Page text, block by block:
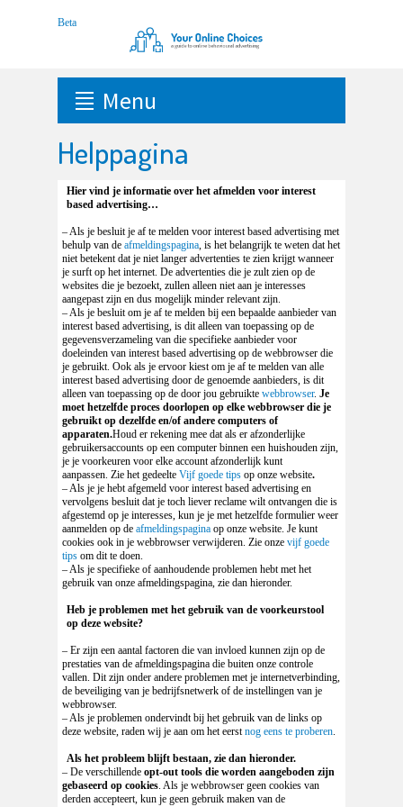
Menu
Helppagina
Hier vind je informatie over het afmelden voor interest
based advertising…
– Als je besluit je af te melden voor interest based advertising met
behulp van de afmeldingspagina, is het belangrijk te weten dat het
niet betekent dat je niet langer advertenties te zien krijgt wanneer
je surft op het internet. De advertenties die je zult zien op de
websites die je bezoekt, zullen alleen niet aan je interesses
aangepast zijn en dus mogelijk minder relevant zijn.
– Als je besluit om je af te melden bij een bepaalde aanbieder van
interest based advertising, is dit alleen van toepassing op de
gegevensverzameling van die specifieke aanbieder voor
doeleinden van interest based advertising op de webbrowser die
je gebruikt. Ook als je ervoor kiest om je af te melden van alle
interest based advertising door de genoemde aanbieders, is dit
alleen van toepassing op de door jou gebruikte webbrowser. Je
moet hetzelfde proces doorlopen op elke webbrowser die je
gebruikt op dezelfde en/of andere computers of
apparaten.Houd er rekening mee dat als er afzonderlijke
gebruikersaccounts op een computer binnen een huishouden zijn,
je je voorkeuren voor elke account afzonderlijk kunt
aanpassen. Zie het gedeelte Vijf goede tips op onze website.
– Als je je hebt afgemeld voor interest based advertising en
vervolgens besluit dat je toch liever reclame wilt ontvangen die is
afgestemd op je interesses, kun je je met hetzelfde formulier weer
aanmelden op de afmeldingspagina op onze website. Je kunt
cookies ook in je webbrowser verwijderen. Zie onze vijf goede
tips om dit te doen.
– Als je specifieke of aanhoudende problemen hebt met het
gebruik van onze afmeldingspagina, zie dan hieronder.
Heb je problemen met het gebruik van de voorkeurstool
op deze website?
– Er zijn een aantal factoren die van invloed kunnen zijn op de
prestaties van de afmeldingspagina die buiten onze controle
vallen. Dit zijn onder andere problemen met je internetverbinding,
de beveiliging van je bedrijfsnetwerk of de instellingen van je
webbrowser.
– Als je problemen ondervindt bij het gebruik van de links op
deze website, raden wij je aan om het eerstnog eens te proberen.
Als het probleem blijft bestaan, zie dan hieronder.
– De verschillende opt-out tools die worden aangeboden zijn
gebaseerd op cookies. Als je webbrowser geen cookies van
derden accepteert, kun je geen gebruik maken van de